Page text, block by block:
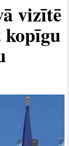
vizītē
kopīgu